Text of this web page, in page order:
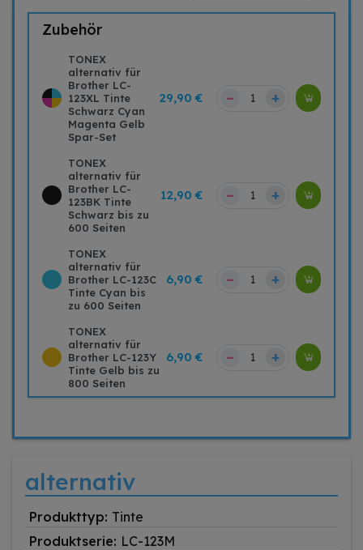
Zubehör
TONEX
alternativ für
Brother LC-
123XL Tinte
Schwarz Cyan
Magenta Gelb
Spar-Set
29,90 € – +
TONEX
alternativ für
Brother LC-
123BK Tinte
Schwarz bis zu
600 Seiten
12,90 € – +
TONEX
alternativ für
Brother LC-123C
Tinte Cyan bis
zu 600 Seiten
6,90 € – +
TONEX
alternativ für
Brother LC-123Y
Tinte Gelb bis zu
800 Seiten
6,90 € – +
alternativ
Produkttyp: Tinte
Produktserie: LC-123M